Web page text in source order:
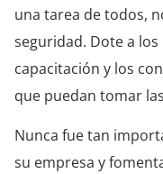
una tarea de todos,
seguridad. Dote a
capacitación y los
que puedan tomar
Nunca fue tan
su empresa y